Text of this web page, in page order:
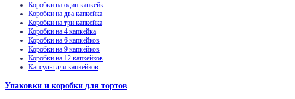
Коробки на один капкейк
Коробки на два капкейка
Коробки на три капкейка
Коробки на 4 капкейка
Коробки на 6 капкейков
Коробки на 9 капкейков
Коробки на 12 капкейков
Капсулы для капкейков
Упаковки и коробки для тортов